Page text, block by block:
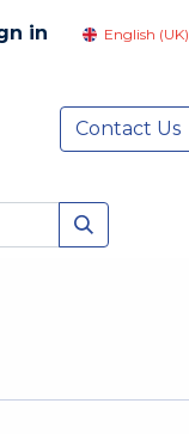
in English (UK)
Advocacy Services
Contact Us